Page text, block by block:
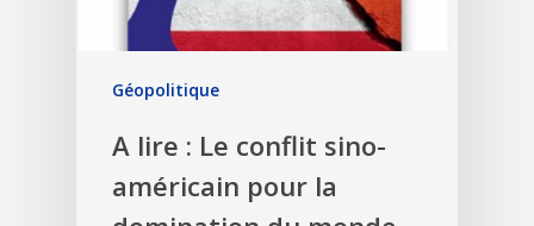
Géopolitique
A lire : Le conflit sino-
américain pour la